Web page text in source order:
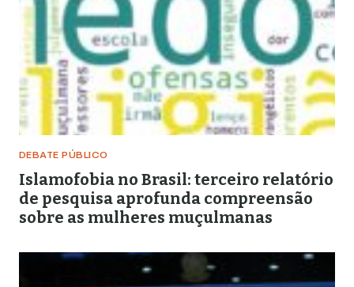
DEBATE PÚBLICO
Islamofobia no Brasil: terceiro relatório
de pesquisa aprofunda compreensão
sobre as mulheres muçulmanas